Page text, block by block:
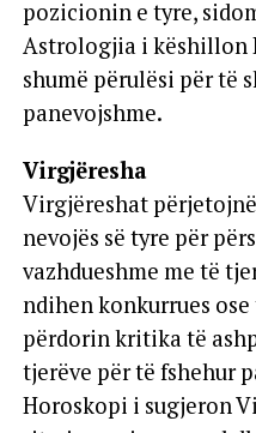
pozicionin e tyre,
Astrologjia i këshillon
shumë përulësi për të
panevojshme.
Virgjëresha
Virgjëreshat
nevojës së tyre për
vazhdueshme me të
ndihen konkurrues
përdorin kritika të
tjerëve për të fshehur
Horoskopi i sugjeron